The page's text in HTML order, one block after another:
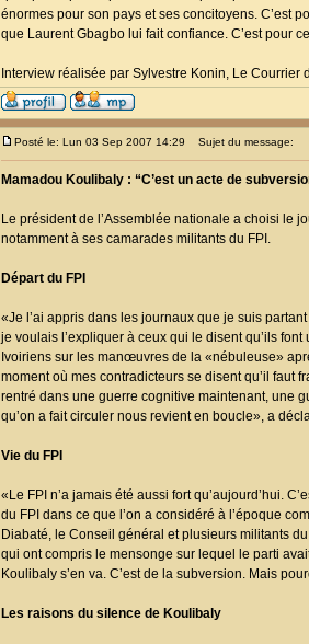
énormes pour son pays et ses concitoyens. C’est
que Laurent Gbagbo lui fait confiance. C’est pour
Interview réalisée par Sylvestre Konin, Le Courrier
Posté le: Lun 03 Sep 2007 14:29 Sujet du message:
Mamadou Koulibaly : “C’est un acte de
Le président de l’Assemblée nationale a choisi le
notamment à ses camarades militants du FPI.
Départ du FPI
«Je l’ai appris dans les journaux que je suis
je voulais l’expliquer à ceux qui le disent qu’ils
Ivoiriens sur les manœuvres de la «nébuleuse»
moment où mes contradicteurs se disent qu’il faut
rentré dans une guerre cognitive maintenant, une
qu’on a fait circuler nous revient en boucle», a
Vie du FPI
«Le FPI n’a jamais été aussi fort qu’aujourd’hui.
du FPI dans ce que l’on a considéré à l’époque
Diabaté, le Conseil général et plusieurs militants
qui ont compris le mensonge sur lequel le parti
Koulibaly s’en va. C’est de la subversion. Mais
Les raisons du silence de Koulibaly